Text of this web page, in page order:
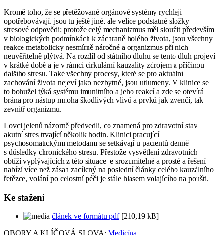
Kromě toho, že se přetěžované orgánové systémy rychleji
opotřebovávají, jsou tu ještě jiné, ale velice podstatné složky
stresové odpovědi: protože celý mechanizmus měl sloužit především
v biologických podmínkách k záchraně holého života, jsou všechny
reakce metabolicky nesmírně náročné a organizmus při nich
neuvěřitelně plýtvá. Na rozdíl od státního dluhu se tento dluh projeví
v krátké době a je v rámci cirkulární kauzality zdrojem a příčinou
dalšího stresu. Také všechny procesy, které se pro aktuální
zachování života nejeví jako nezbytné, jsou utlumeny. V klinice se
to bohužel týká systému imunitního a jeho reakcí a zde se otevírá
brána pro nástup mnoha škodlivých vlivů a prvků jak zvenčí, tak
zevnitř organizmu.
Lovci jelenů názorně předvedli, co znamená pro zdravotní stav
akutní stres trvající několik hodin. Klinici pracující
psychosomatickými metodami se setkávají u pacientů denně
s důsledky chronického stresu. Přestože vysvětlení zdravotních
obtíží vyplývajících z této situace je srozumitelné a prosté a řešení
nabízí více než zásah zacílený na poslední články celého kauzálního
řetězce, volání po celostní péči je stále hlasem volajícího na poušti.
Ke stažení
článek ve formátu pdf[210,19 kB]
OBORY A KLÍČOVÁ SLOVA: Medicína